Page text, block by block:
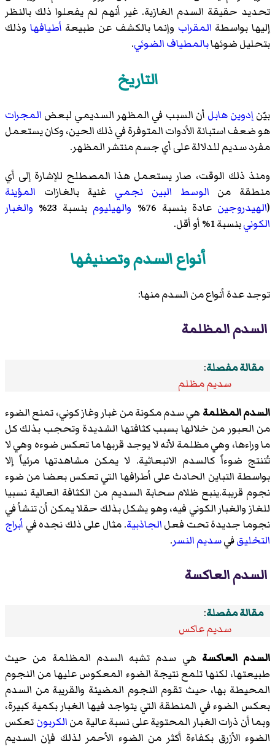
تحديد حقيقة السدم الغازية. غير أنهم لم يفعلوا ذلك بالنظر
إليها بواسطة المقراب وإنما بالكشف عن طبيعة أطيافها وذلك
بتحليل ضوئهابالمطياف الضوئي.
التاريخ
بيّنإدوين هابل أن السبب في المظهر السديمي لبعض المجرات
هو ضعف استبانة الأدوات المتوفرة في ذلك الحين، وكان يستعمل
مفرد سديم للدلالة على أي جسم منتشر المظهر.
ومنذ ذلك الوقت، صار يستعمل هذا المصطلح للإشارة إلى أي
منطقة من الوسط البين نجمي غنية بالغازات المؤينة
(الهيدروجين عادة بنسبة 76% والهيليوم بنسبة 23%
والغبار
الكونيبنسبة 1% أو أقل.
أنواع السدم وتصنيفها
توجد عدة أنواع من السدم منها:
السدم المظلمة
مقالة مفصلة:
سديم مظلم
السدم المظلمة هي سدم مكونة من غبار وغاز كوني، تمنع الضوء
من العبور من خلالها بسبب كثافتها الشديدة وتحجب بذلك كل
ما وراءها، وهي مظلمة لأنه لا يوجد قربها ما تعكس ضوءه وهي لا
تُتنتج ضوءاً كالسدم الانبعاثية. لا يمكن مشاهدتها مرئياً إلا
بواسطة التباين الحادث على أطرافها التي تعكس بعضا من ضوء
نجوم قريبة.ينبع ظلام سحابة السديم من الكثافة العالية نسبيا
للغاز والغبار الكوني فيه، وهو يشكل بذلك حقلا يمكن أن تنشأ في
نجوما جديدة تحت فعلالجاذبية. مثال على ذلك نجده في أبراج
التخليقفيسديم النسر.
السدم العاكسة
مقالة مفصلة:
سديم عاكس
السدم العاكسة هي سدم تشبه السدم المظلمة من حيث
طبيعتها، لكنها تلمع نتيجة الضوء المعكوس عليها من النجوم
المحيطة بها، حيث تقوم النجوم المضيئة والقريبة من السدم
بعكس الضوء في المنطقة التي يتواجد فيها الغبار بكمية كبيرة،
وبما أن ذرات الغبار المحتوية على نسبة عالية منالكربونتعكس
الضوء الأزرق بكفاءة أكثر من الضوء الأحمر لذلك فإن السديم